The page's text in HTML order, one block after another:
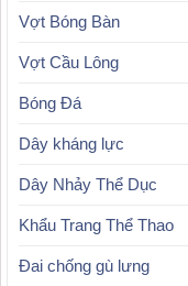
Vợt Bóng Bàn
Vợt Cầu Lông
Bóng Đá
Dây kháng lực
Dây Nhảy Thể Dục
Khẩu Trang Thể Thao
Đai chống gù lưng